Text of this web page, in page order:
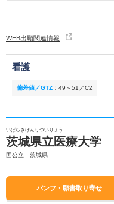
WEB出願関連情報
看護
偏差値／GTZ ： 49～51／C2
いばらきけんりついりょう
茨城県立医療大学
国公立 茨城県
パンフ・願書取り寄せ